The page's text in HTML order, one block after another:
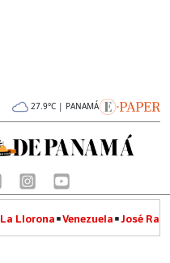
27.9°C | PANAMÁ
La Llorona Venezuela José